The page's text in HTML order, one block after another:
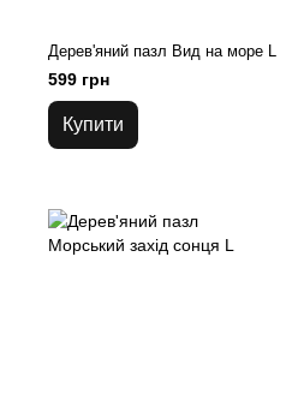
Дерев'яний пазл Вид на море L
599 грн
Купити